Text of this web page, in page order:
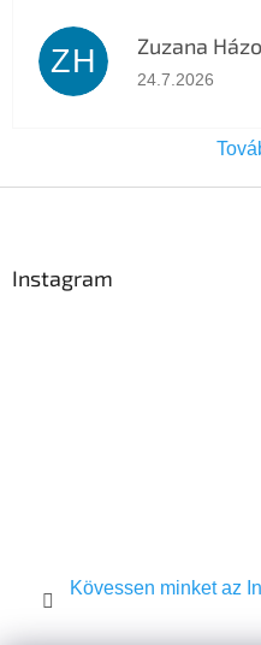
ZH Zuzana
Az áruház
24.7.2026
Instagram
Kövessen minket az